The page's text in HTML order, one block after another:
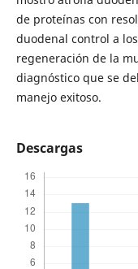
de proteínas con
duodenal control a
regeneración de la
diagnóstico que se
manejo exitoso.
Descargas